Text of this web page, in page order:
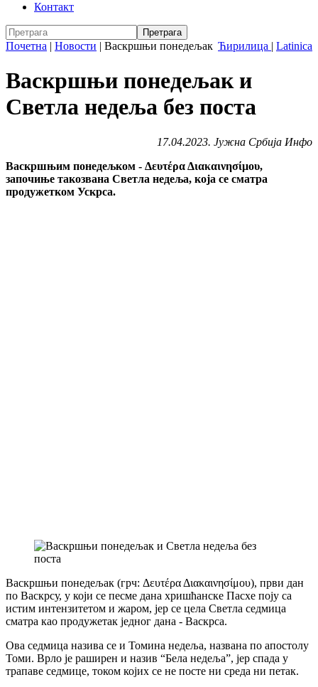
Контакт
Ћирилица | Latinica
Почетна | Новости | Васкршњи понедељак
Васкршњи понедељак и
Светла недеља без поста
17.04.2023. Јужна Србија Инфо
Васкршњим понедељком - Δευτέρα Διακαινησίμου,
започиње такозвана Светла недеља, која се сматра
продужетком Ускрса.
Васкршњи понедељак (грч: Δευτέρα Διακαινησίμου), први дан
по Васкрсу, у који се песме дана хришћанске Пасхе поју са
истим интензитетом и жаром, јер се цела Светла седмица
сматра као продужетак једног дана - Васкрса.
Ова седмица назива се и Томина недеља, названа по апостолу
Томи. Врло је раширен и назив “Бела недеља”, јер спада у
трапаве седмице, током којих се не посте ни среда ни петак.